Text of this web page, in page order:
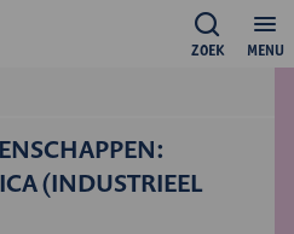
MENU
ZOEK
(INDUSTRIEEL